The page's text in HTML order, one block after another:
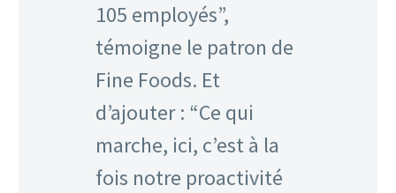
105 employés”,
témoigne le patron de
Fine Foods. Et
d’ajouter : “Ce qui
marche, ici, c’est à la
fois notre proactivité